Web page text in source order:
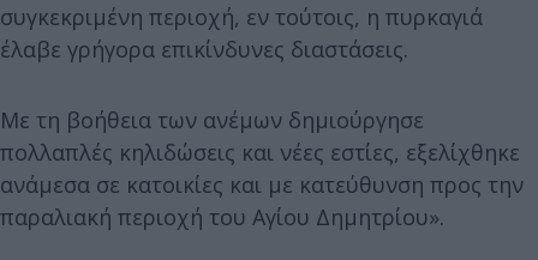
συγκεκριμένη περιοχή, εν τούτοις, η πυρκαγιά
έλαβε γρήγορα επικίνδυνες διαστάσεις.
Με τη βοήθεια των ανέμων δημιούργησε
πολλαπλές κηλιδώσεις και νέες εστίες, εξελίχθηκε
ανάμεσα σε κατοικίες και με κατεύθυνση προς την
παραλιακή περιοχή του Αγίου Δημητρίου».